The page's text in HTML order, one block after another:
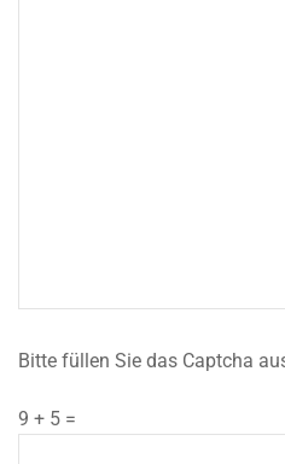
Bitte füllen Sie das Captcha
9 + 5 =